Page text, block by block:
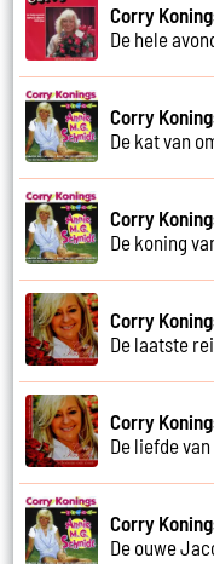
Corry
De hele
Corry
De kat van
Corry
De koning
Corry
De laatste
Corry
De liefde
Corry
De ouwe